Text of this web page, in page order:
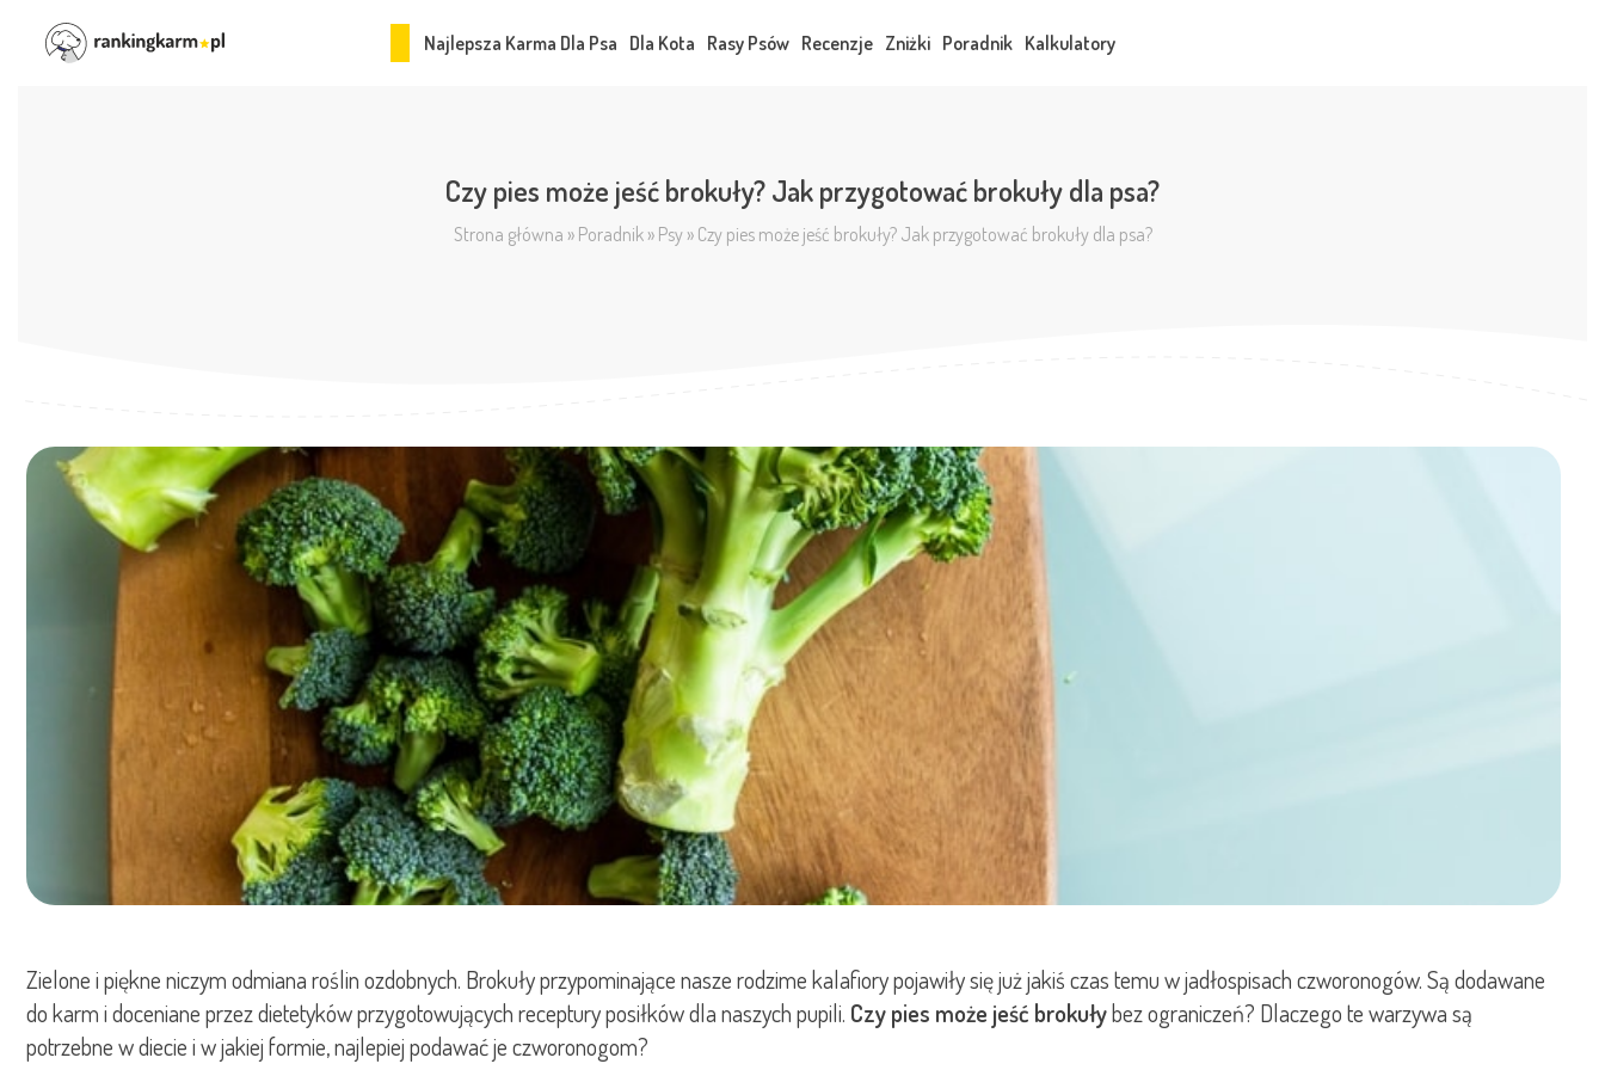
Najlepsza Karma Dla Psa Dla Kota Rasy Psów Recenzje Zniżki Poradnik Kalkulatory
Czy pies może jeść brokuły? Jak przygotować brokuły dla psa?
Strona główna » Poradnik» Psy» Czy pies może jeść brokuły? Jak przygotować brokuły dla psa?
Zielone i piękne niczym odmiana roślin ozdobnych. Brokuły przypominające nasze rodzime kalafiory pojawiły się już jakiś czas temu w jadłospisach czworonogów. Są dodawane
do karm i doceniane przez dietetyków przygotowujących receptury posiłków dla naszych pupili. Czy pies może jeść brokułybez ograniczeń? Dlaczego te warzywa są
potrzebne w diecie i w jakiej formie, najlepiej podawać je czworonogom?